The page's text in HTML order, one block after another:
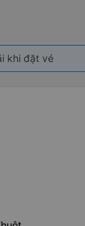
khi đặt vé